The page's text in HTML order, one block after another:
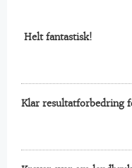
 Helt fantastisk!
Klar resultatforbedring